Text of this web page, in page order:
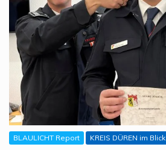
BLAULICHT Report KREIS DÜREN im Blick